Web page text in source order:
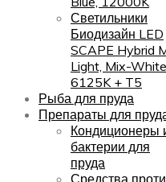
Светильники
Биодизайн LED
SCAPE Hybrid
Light, Mix-White
6125K + T5
Рыба для пруда
Препараты для
Кондиционеры
бактерии для
пруда
Средства